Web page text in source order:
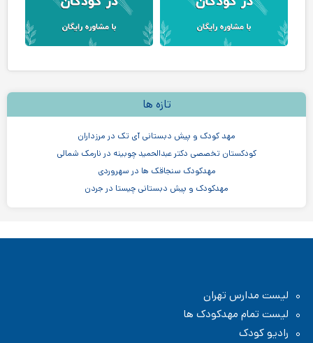
تازه ها
مهد کودک و پیش دبستانی آی تک در مرزداران
کودکستان تخصصی دکتر عبدالحمید چوبینه در نارمک شمالی
مهدکودک سنجاقک ها در سهروردی
مهدکودک و پیش دبستانی چیستا در جردن
مدرسه پسرانه بادبادک - دبستان ابتدایی
لیست مدارس تهران
لیست تمام مهدکودک ها
رادیو کودک